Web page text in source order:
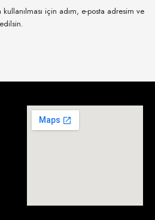
için adım, e-posta adresim ve